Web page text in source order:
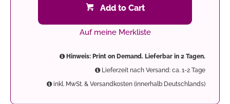
Add to Cart
Auf meine Merkliste
Hinweis: Print on Demand. Lieferbar in 2 Tagen.
Lieferzeit nach Versand: ca. 1-2 Tage
inkl. MwSt. & Versandkosten (innerhalb Deutschlands)